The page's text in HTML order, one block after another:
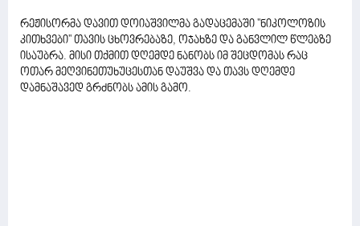
რეჟისორმა დავით დოიაშვილმა გადაცემაში ''ნიკოლოზის
კითხვები'' თავის ცხოვრებაზე, ოჯახზე და განვლილ წლებზე
ისაუბრა. მისი თქმით დღემდე ნანობს იმ შეცდომას რაც
ოთარ მეღვინეთუხუცესთან დაუშვა და თავს დღემდე
დამნაშავედ გრძნობს ამის გამო.